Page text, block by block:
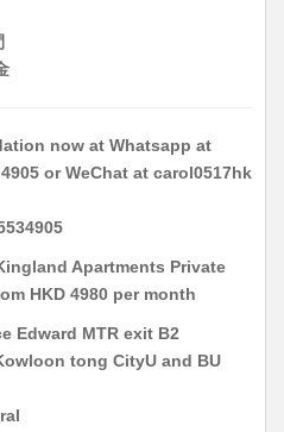
now at Whatsapp at
or WeChat at carol0517hk
Apartments Private
HKD 4980 per month
Edward MTR exit B2
tong CityU and BU